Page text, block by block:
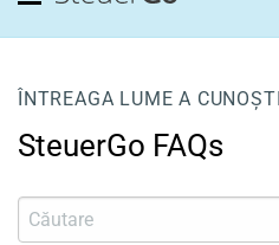
ÎNTREAGA LUME A
SteuerGo FAQs